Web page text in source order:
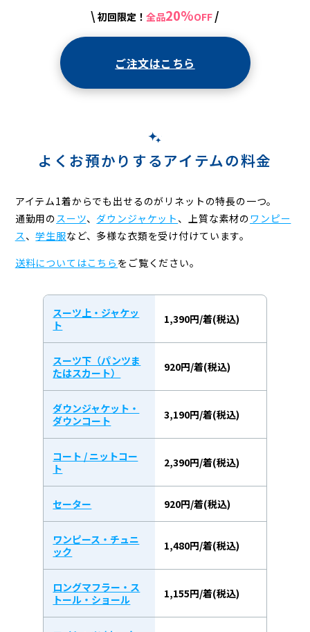
\ 初回限定！ 全品20%OFF /
ご注文はこちら
よくお預かりするアイテムの料金
アイテム1着からでも出せるのがリネットの特長の一つ。
通勤用のスーツ、 ダウンジャケット 、上質な素材のワンピー
ス、学生服など、 多様な衣類を受け付けています。
送料についてはこちら をご覧ください。
スーツ上・ジャケッ
ト
1,390円/着(税込)
スーツ下（パンツま
たはスカート）
920円/着(税込)
ダウンジャケット・
ダウンコート
3,190円/着(税込)
コート / ニットコー
ト
2,390円/着(税込)
セーター 920円/着(税込)
ワンピース・チュニ
ック
1,480円/着(税込)
ロングマフラー・ス
トール・ショール
1,155円/着(税込)